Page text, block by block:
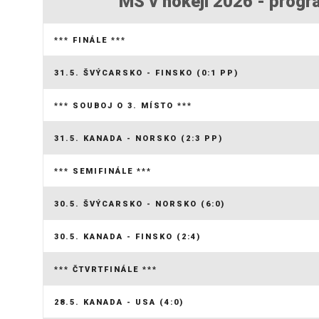
*** FINÁLE ***
31.5. ŠVÝCARSKO - FINSKO (0:1 PP)
*** SOUBOJ O 3. MÍSTO ***
31.5. KANADA - NORSKO (2:3 PP)
*** SEMIFINÁLE ***
30.5. ŠVÝCARSKO - NORSKO (6:0)
30.5. KANADA - FINSKO (2:4)
*** ČTVRTFINÁLE ***
28.5. KANADA - USA (4:0)